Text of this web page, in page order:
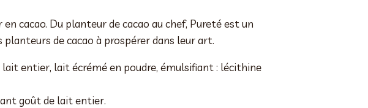
cacao. Du planteur de cacao au chef, Pureté est un
de cacao à prospérer dans leur art.
lait entier, lait écrémé en poudre, émulsifiant : lécithine
goût de lait entier.